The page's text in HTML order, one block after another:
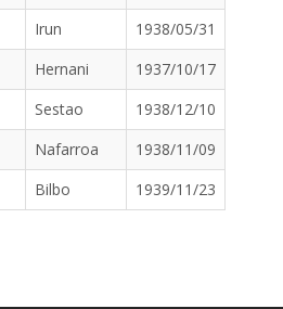
Irun
1938/05/31
Hernani
1937/10/17
Sestao
1938/12/10
Nafarroa
1938/11/09
Bilbo 1939/11/23